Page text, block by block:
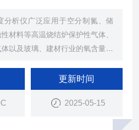
分析仪广泛应用于空分制氮、储
材料等高温烧结炉保护性气体、
以及玻璃、建材行业的氧含量在
更新时间
2025-05-15